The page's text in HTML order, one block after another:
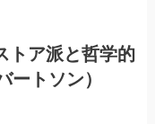
トア派と哲学的
ートソン）